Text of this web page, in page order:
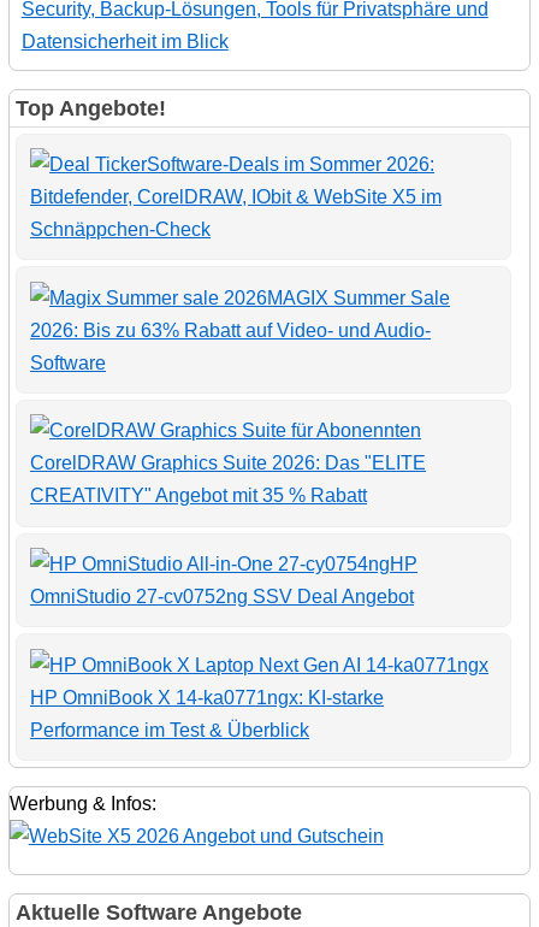
Security, Backup-Lösungen, Tools für Privatsphäre und
Datensicherheit im Blick
Top Angebote!
Software-Deals im Sommer 2026:
Bitdefender, CorelDRAW, IObit & WebSite X5 im
Schnäppchen-Check
MAGIX Summer Sale
2026: Bis zu 63% Rabatt auf Video- und Audio-
Software
CorelDRAW Graphics Suite 2026: Das "ELITE
CREATIVITY" Angebot mit 35 % Rabatt
HP
OmniStudio 27-cv0752ng SSV Deal Angebot
HP OmniBook X 14-ka0771ngx: KI-starke
Performance im Test & Überblick
Werbung & Infos:
Aktuelle Software Angebote